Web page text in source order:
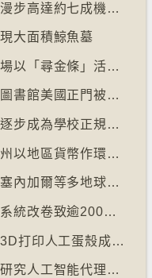
【十萬八千里】研究發現人類漫步高達約七成機率「逆時針」行走
大面積鯨魚墓
【十萬八千里】芬蘭北部滑雪場以「尋金條」活動吸引遊客
【十萬八千里】美加邊境跨國圖書館美國正門被禁另開「加拿大」門
【十萬八千里】泰國推動電競逐步成為學校正規課程
【十萬八千里】德國巴伐利亞州以地區貨幣作環保金融工具
【十萬八千里】世界盃伊朗、塞內加爾等多地球迷入境美國極有可能被拒絕入境
【十萬八千里】印度以新電腦系統改卷致逾200萬考生成績或有出錯
【十萬八千里】美國科技公司3D打印人工蛋殼成功孵化小雞
【十萬八千里】紐約科技公司研究人工智能代理失控情況